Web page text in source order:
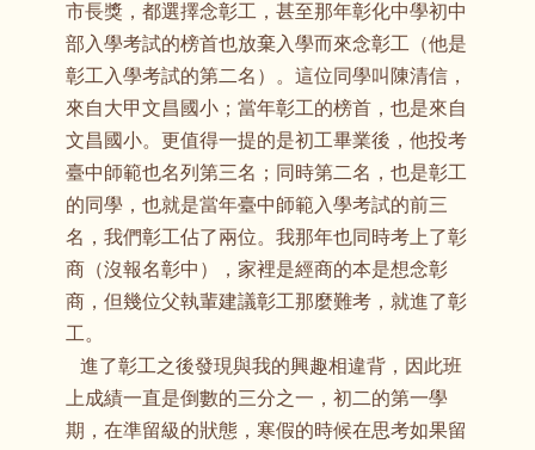
市長獎，都選擇念彰工，甚至那年彰化中學初中
部入學考試的榜首也放棄入學而來念彰工（他是
彰工入學考試的第二名）。這位同學叫陳清信，
來自大甲文昌國小；當年彰工的榜首，也是來自
文昌國小。更值得一提的是初工畢業後，他投考
臺中師範也名列第三名；同時第二名，也是彰工
的同學，也就是當年臺中師範入學考試的前三
名，我們彰工佔了兩位。我那年也同時考上了彰
商（沒報名彰中），家裡是經商的本是想念彰
商，但幾位父執輩建議彰工那麼難考，就進了彰
工。
進了彰工之後發現與我的興趣相違背，因此班
上成績一直是倒數的三分之一，初二的第一學
期，在準留級的狀態，寒假的時候在思考如果留